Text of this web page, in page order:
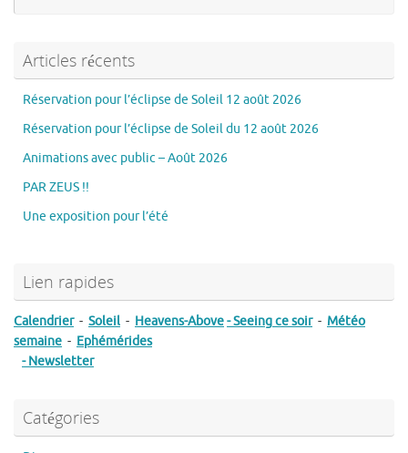
Articles récents
Réservation pour l’éclipse de Soleil 12 août 2026
Réservation pour l’éclipse de Soleil du 12 août 2026
Animations avec public – Août 2026
PAR ZEUS !!
Une exposition pour l’été
Lien rapides
Calendrier- Soleil - Heavens-Above- Seeing ce soir- Météo
semaine - Ephémérides
- Newsletter
Catégories